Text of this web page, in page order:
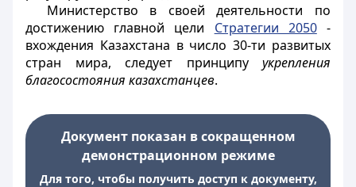
Министерство в своей деятельности по
достижению главной цели Стратегии 2050-
вхождения Казахстана в число 30-ти развитых
стран мира, следует принципу укрепления
благосостояния казахстанцев.
Документ показан в сокращенном
демонстрационном режиме
Для того, чтобы получить доступ к документу,